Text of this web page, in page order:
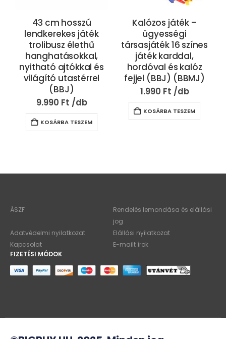
43 cm hosszú
lendkerekes játék
trolibusz élethű
hanghatásokkal,
nyitható ajtókkal és
világító utastérrel
(BBJ)
9.990 Ft
KOSÁRBA TESZEM
Kalózos játék –
ügyességi
társasjáték 16 színes
játék karddal,
hordóval és kalóz
fejjel (BBJ) (BBMJ)
1.990 Ft
KOSÁRBA TESZEM
ÁSZF
Rendelés lemondása és elállási
jog
Adatvédelmi nyilatkozat
Elállási nyilatkozat
Kapcsolat
E-mailt írok
FIZETÉSI MÓDOK